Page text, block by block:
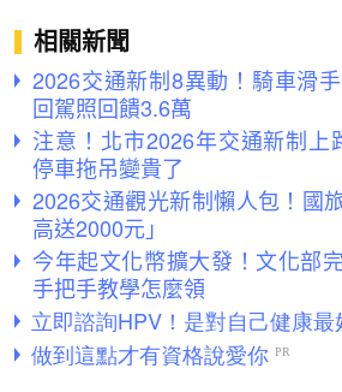
相關新聞
2026交通新制8異動！騎車滑
回駕照回饋3.6萬
注意！北市2026年交通新制
停車拖吊變貴了
2026交通觀光新制懶人包！國
高送2000元」
今年起文化幣擴大發！文化部
手把手教學怎麼領